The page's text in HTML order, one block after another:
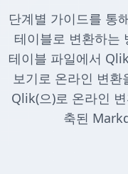
단계별 가이드를 통
테이블로 변환하는
테이블 파일에서
보기로 온라인 변
Qlik(으)로 온라인
축된